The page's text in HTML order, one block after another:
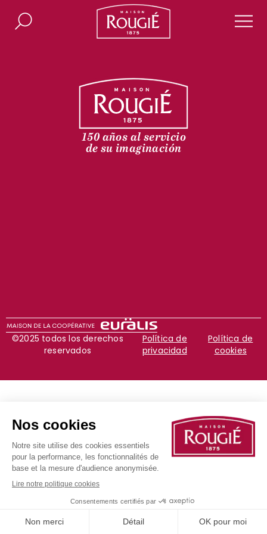
Maison Rougié
Buscar
150 años al servicio
de su imaginación
©2025 todos los derechos
reservados
Política de
privacidad
Política de
cookies